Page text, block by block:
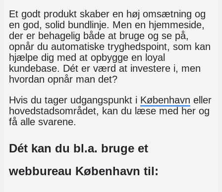
Et godt produkt skaber en høj omsætning og
en god, solid bundlinje. Men en hjemmeside,
der er behagelig både at bruge og se på,
opnår du automatiske tryghedspoint, som kan
hjælpe dig med at opbygge en loyal
kundebase. Dét er værd at investere i, men
hvordan opnår man det?
Hvis du tager udgangspunkt i København eller
hovedstadsområdet, kan du læse med her og
få alle svarene.
Dét kan du bl.a. bruge et
webbureau København til: